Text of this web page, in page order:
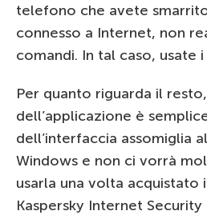
telefono che avete
connesso a Internet, non
comandi. In tal caso, usate i
Per quanto riguarda il
dell’applicazione è
dell’interfaccia assomiglia
Windows e non ci vorrà
usarla una volta acquistato
Kaspersky Internet